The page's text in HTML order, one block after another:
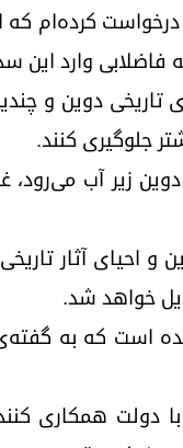
کرده‌ام که
وارد این
دوین و
جلوگیری کنند.
زیر آب می‌رود،
احیای آثار
خواهد شد.
است که به
دولت همکاری